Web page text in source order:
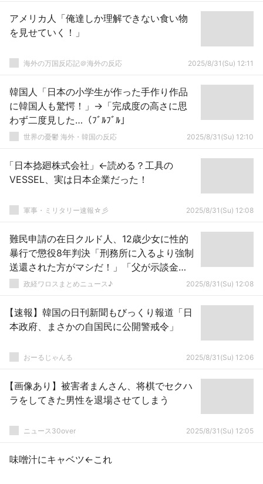
アメリカ人「俺達しか理解できない食い物
を見せていく！」
海外の万国反応記＠海外の反応 2025/8/31(Su) 12:11
韓国人「日本の小学生が作った手作り作品
に韓国人も驚愕！」→「完成度の高さに思
わず二度見した…（ﾌﾞﾙﾌﾞﾙ」
世界の憂鬱 海外・韓国の反応 2025/8/31(Su) 12:10
「日本捻廻株式会社」←読める？工具の
VESSEL、実は日本企業だった！
軍事・ミリタリー速報☆彡 2025/8/31(Su) 12:08
難民申請の在日クルド人、12歳少女に性的
暴行で懲役8年判決「刑務所に入るより強制
送還された方がマシだ！」「父が示談金
2000万円を用意してる！」「少女は金目的
政経ワロスまとめニュース♪ 2025/8/31(Su) 12:08
【速報】韓国の日刊新聞もびっくり報道「日
本政府、まさかの自国民に公開警戒令」
おーるじゃんる 2025/8/31(Su) 12:06
【画像あり】被害者まんさん、将棋でセクハ
ラをしてきた男性を退場させてしまう
ニュース30over 2025/8/31(Su) 12:05
味噌汁にキャベツ←これ